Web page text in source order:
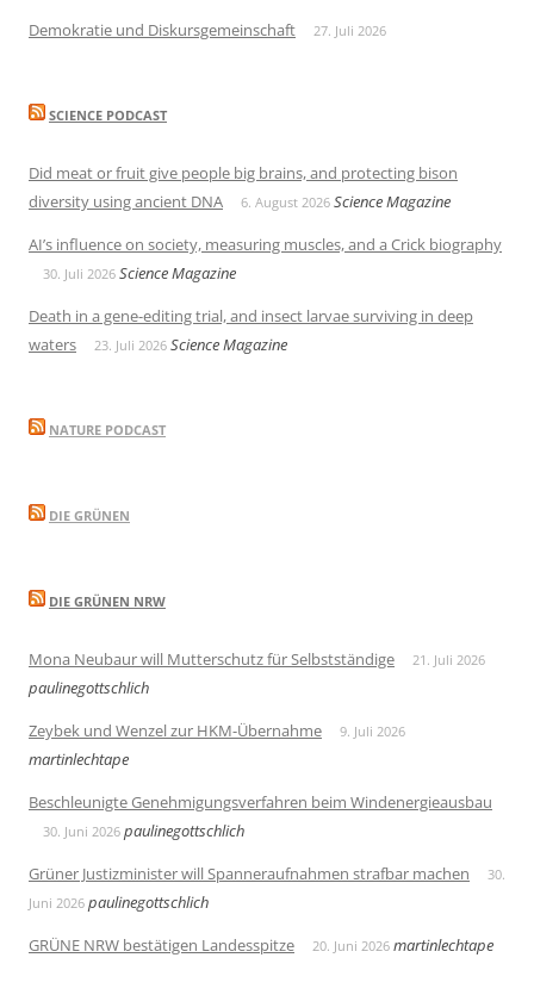
Demokratie und Diskursgemeinschaft 27. Juli 2026
SCIENCE PODCAST
Did meat or fruit give people big brains, and protecting bison
diversity using ancient DNA
6. August 2026 Science Magazine
AI’s influence on society, measuring muscles, and a Crick biography
30. Juli 2026 Science Magazine
Death in a gene-editing trial, and insect larvae surviving in deep
waters
23. Juli 2026 Science Magazine
NATURE PODCAST
DIE GRÜNEN
DIE GRÜNEN NRW
Mona Neubaur will Mutterschutz für Selbstständige 21. Juli 2026
paulinegottschlich
Zeybek und Wenzel zur HKM-Übernahme
9. Juli 2026
martinlechtape
Beschleunigte Genehmigungsverfahren beim Windenergieausbau
30. Juni 2026 paulinegottschlich
Grüner Justizminister will Spanneraufnahmen strafbar machen
30.
Juni 2026 paulinegottschlich
GRÜNE NRW bestätigen Landesspitze
20. Juni 2026 martinlechtape